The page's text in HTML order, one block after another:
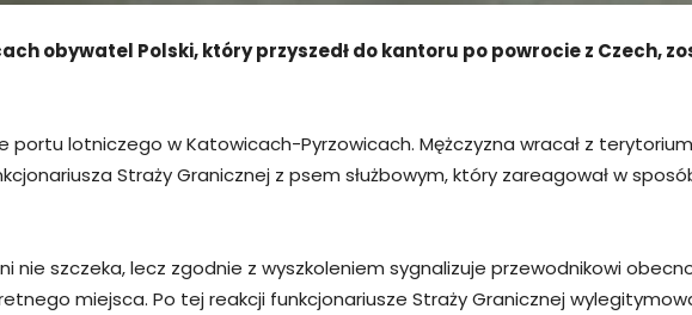
obywatel Polski, który przyszedł do kantoru po powrocie z Czech,
portu lotniczego w Katowicach-Pyrzowicach. Mężczyzna wracał z
Straży Granicznej z psem służbowym, który zareagował w
nie szczeka, lecz zgodnie z wyszkoleniem sygnalizuje przewodnikowi
miejsca. Po tej reakcji funkcjonariusze Straży Granicznej